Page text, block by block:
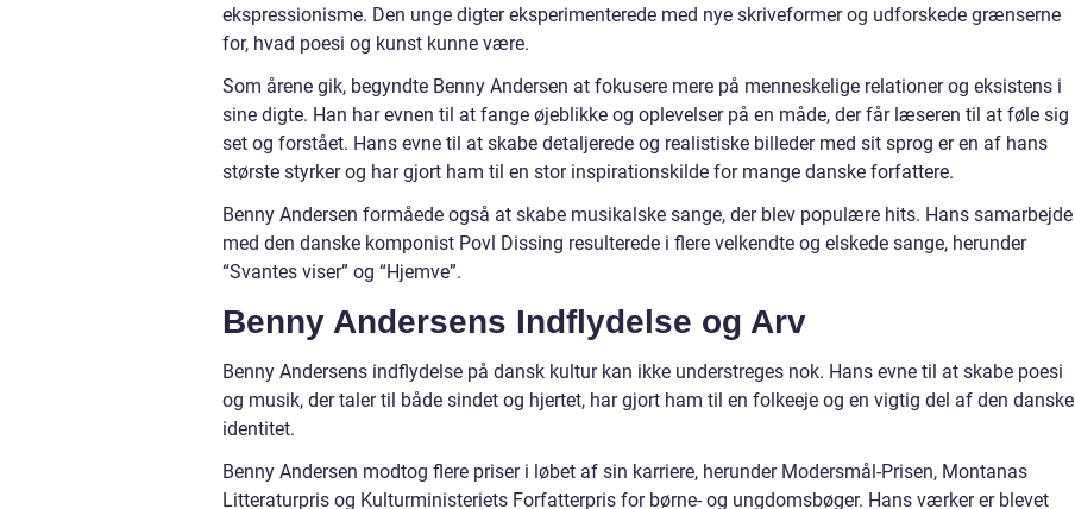
ekspressionisme. Den unge digter eksperimenterede med nye skriveformer og udforskede grænserne
for, hvad poesi og kunst kunne være.
Som årene gik, begyndte Benny Andersen at fokusere mere på menneskelige relationer og eksistens i
sine digte. Han har evnen til at fange øjeblikke og oplevelser på en måde, der får læseren til at føle sig
set og forstået. Hans evne til at skabe detaljerede og realistiske billeder med sit sprog er en af hans
største styrker og har gjort ham til en stor inspirationskilde for mange danske forfattere.
Benny Andersen formåede også at skabe musikalske sange, der blev populære hits. Hans samarbejde
med den danske komponist Povl Dissing resulterede i flere velkendte og elskede sange, herunder
“Svantes viser” og “Hjemve”.
Benny Andersens Indflydelse og Arv
Benny Andersens indflydelse på dansk kultur kan ikke understreges nok. Hans evne til at skabe poesi
og musik, der taler til både sindet og hjertet, har gjort ham til en folkeeje og en vigtig del af den danske
identitet.
Benny Andersen modtog flere priser i løbet af sin karriere, herunder Modersmål-Prisen, Montanas
Litteraturpris og Kulturministeriets Forfatterpris for børne- og ungdomsbøger. Hans værker er blevet